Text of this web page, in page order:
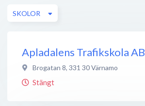
SKOLOR
Apladalens Trafikskola AB
Brogatan 8, 331 30Värnamo
Stängt